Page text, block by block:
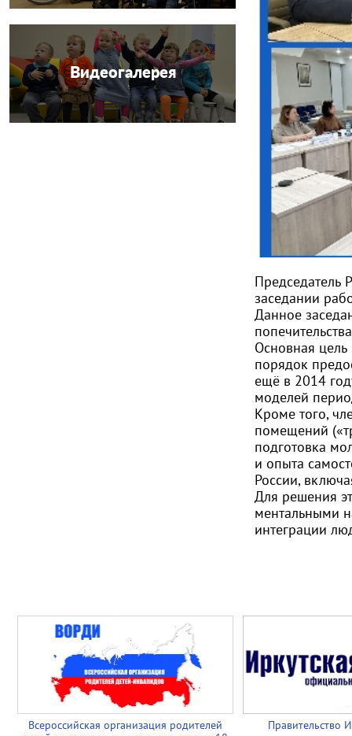
Видеогалерея
Председатель
заседании
Данное
Основная
порядок
ещё в 2014
моделей
Кроме того,
помещений
подготовка
и опыта
России,
Для решения
ментальными
интеграции
Всероссийская организация родителей
Правительство